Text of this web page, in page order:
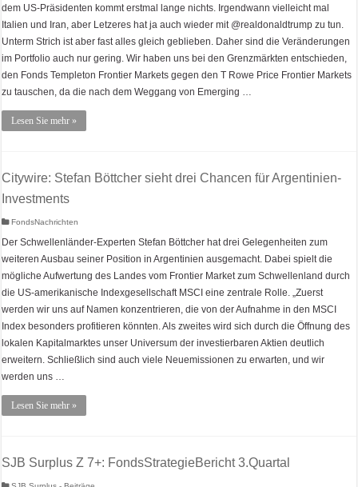
dem US-Präsidenten kommt erstmal lange nichts. Irgendwann vielleicht mal
Italien und Iran, aber Letzeres hat ja auch wieder mit @realdonaldtrump zu tun.
Unterm Strich ist aber fast alles gleich geblieben. Daher sind die Veränderungen
im Portfolio auch nur gering. Wir haben uns bei den Grenzmärkten entschieden,
den Fonds Templeton Frontier Markets gegen den T Rowe Price Frontier Markets
zu tauschen, da die nach dem Weggang von Emerging …
Lesen Sie mehr »
Citywire: Stefan Böttcher sieht drei Chancen für Argentinien-
Investments
FondsNachrichten
Der Schwellenländer-Experten Stefan Böttcher hat drei Gelegenheiten zum
weiteren Ausbau seiner Position in Argentinien ausgemacht. Dabei spielt die
mögliche Aufwertung des Landes vom Frontier Market zum Schwellenland durch
die US-amerikanische Indexgesellschaft MSCI eine zentrale Rolle. „Zuerst
werden wir uns auf Namen konzentrieren, die von der Aufnahme in den MSCI
Index besonders profitieren könnten. Als zweites wird sich durch die Öffnung des
lokalen Kapitalmarktes unser Universum der investierbaren Aktien deutlich
erweitern. Schließlich sind auch viele Neuemissionen zu erwarten, und wir
werden uns …
Lesen Sie mehr »
SJB Surplus Z 7+: FondsStrategieBericht 3.Quartal